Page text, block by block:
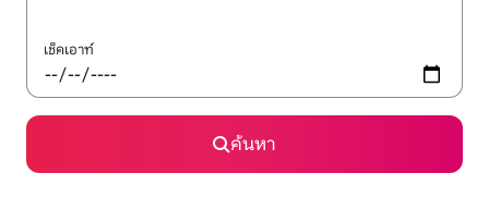
เช็คเอาท์
ค้นหา